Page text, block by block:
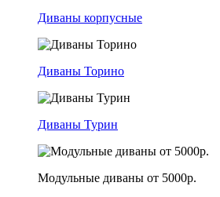
Диваны корпусные
Диваны Торино
Диваны Турин
Модульные диваны от 5000р.